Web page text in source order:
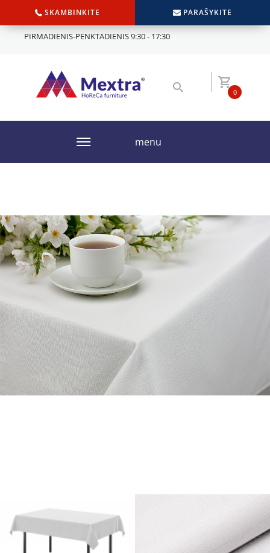
SKAMBINKITE PARAŠYKITE
PIRMADIENIS-PENKTADIENIS 9:30 - 17:30
0
menu